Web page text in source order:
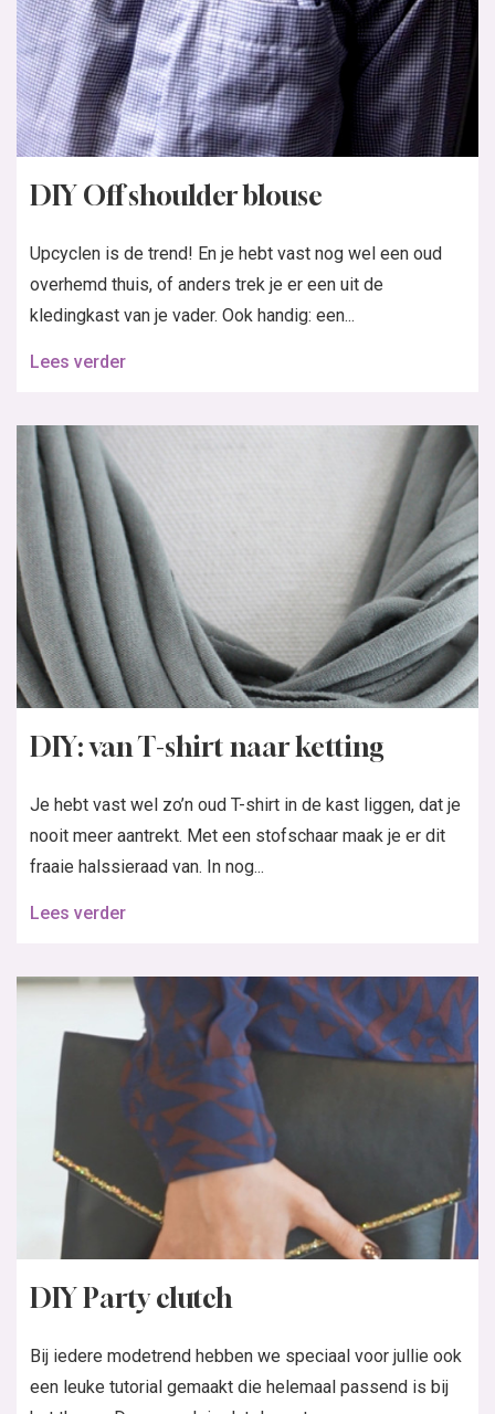
DIY Off shoulder blouse
Upcyclen is de trend! En je hebt vast nog wel een oud
overhemd thuis, of anders trek je er een uit de
kledingkast van je vader. Ook handig: een...
Lees verder
DIY: van T-shirt naar ketting
Je hebt vast wel zo’n oud T-shirt in de kast liggen, dat je
nooit meer aantrekt. Met een stofschaar maak je er dit
fraaie halssieraad van. In nog...
Lees verder
DIY Party clutch
Bij iedere modetrend hebben we speciaal voor jullie ook
een leuke tutorial gemaakt die helemaal passend is bij